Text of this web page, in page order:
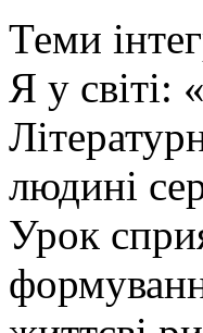
Теми
Я у світі:
людині
Урок